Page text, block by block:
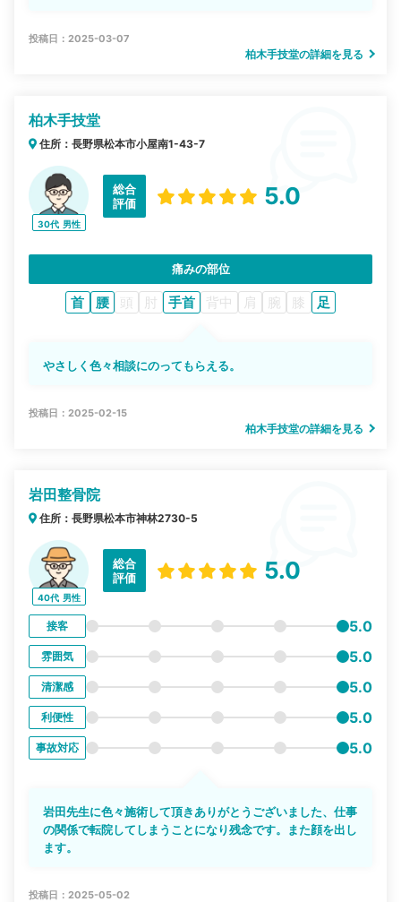
投稿日：2025-03-07
柏木手技堂の詳細を見る
柏木手技堂
住所：長野県松本市小屋南1-43-7
30代 男性
総合
評価
5.0
痛みの部位
首 腰 頭 肘 手首 背中 肩 腕 膝 足
やさしく色々相談にのってもらえる。
投稿日：2025-02-15
柏木手技堂の詳細を見る
岩田整骨院
住所：長野県松本市神林2730-5
40代 男性
総合
評価
5.0
接客 5.0
雰囲気 5.0
清潔感 5.0
利便性 5.0
事故対応 5.0
岩田先生に色々施術して頂きありがとうございました、仕事
の関係で転院してしまうことになり残念です。また顔を出し
ます。
投稿日：2025-05-02